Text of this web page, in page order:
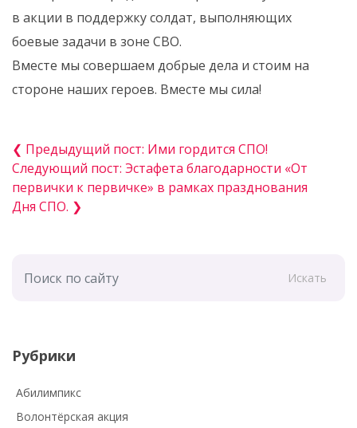
в акции в поддержку солдат, выполняющих
боевые задачи в зоне СВО.
Вместе мы совершаем добрые дела и стоим на
стороне наших героев. Вместе мы сила!
❮ Предыдущий пост: Ими гордится СПО!
Следующий пост: Эстафета благодарности «От
первички к первичке» в рамках празднования
Дня СПО. ❯
Искать
Рубрики
Абилимпикс
Волонтёрская акция